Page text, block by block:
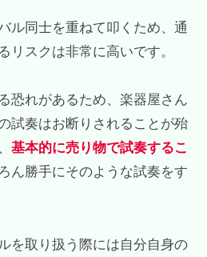
ル同士を重ねて叩くため、通
リスクは非常に高いです。
恐れがあるため、楽器屋さん
試奏はお断りされることが殆
基本的に売り物で試奏するこ
ん勝手にそのような試奏をす
を取り扱う際には自分自身の